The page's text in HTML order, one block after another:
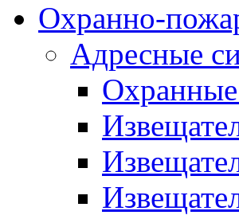
Охранно-
Адресные